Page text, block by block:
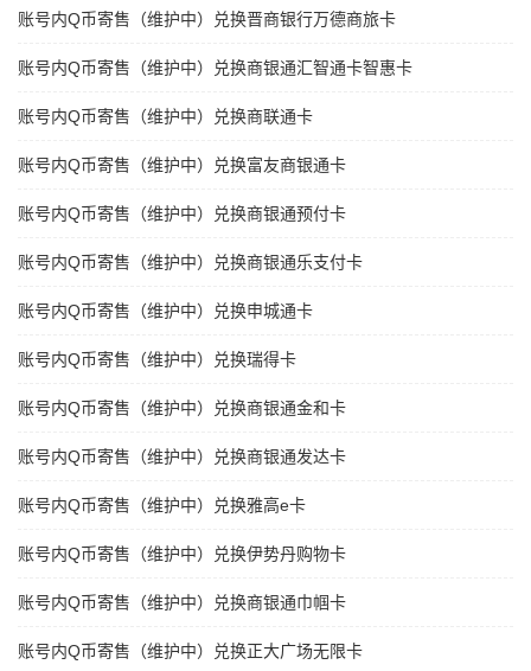
账号内Q币寄售（维护中）兑换晋商银行万德商旅卡
账号内Q币寄售（维护中）兑换商银通汇智通卡智惠卡
账号内Q币寄售（维护中）兑换商联通卡
账号内Q币寄售（维护中）兑换富友商银通卡
账号内Q币寄售（维护中）兑换商银通预付卡
账号内Q币寄售（维护中）兑换商银通乐支付卡
账号内Q币寄售（维护中）兑换申城通卡
账号内Q币寄售（维护中）兑换瑞得卡
账号内Q币寄售（维护中）兑换商银通金和卡
账号内Q币寄售（维护中）兑换商银通发达卡
账号内Q币寄售（维护中）兑换雅高e卡
账号内Q币寄售（维护中）兑换伊势丹购物卡
账号内Q币寄售（维护中）兑换商银通巾帼卡
账号内Q币寄售（维护中）兑换正大广场无限卡